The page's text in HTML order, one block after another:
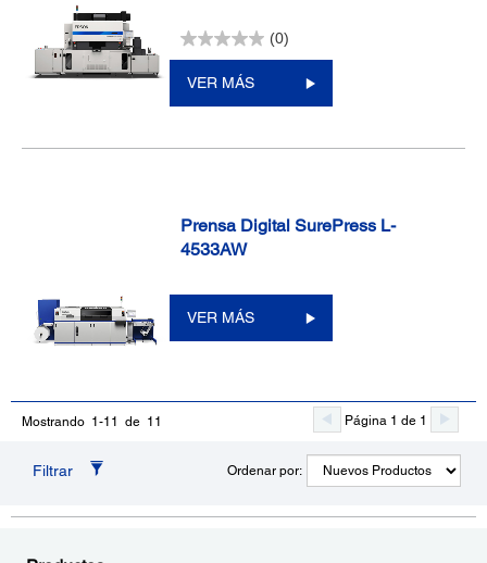
(0)
VER MÁS
Prensa Digital SurePress L-
4533AW
VER MÁS
Mostrando 1-11 de 11 Página 1 de 1
Filtrar Ordenar por: